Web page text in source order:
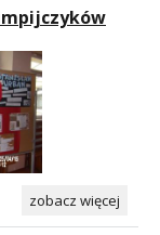
zobacz więcej